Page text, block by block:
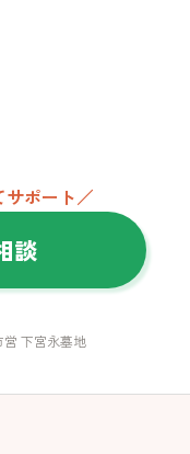
ポート／
談
営 下宮永墓地